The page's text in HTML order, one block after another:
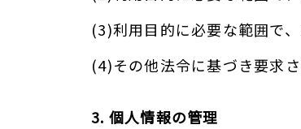
(3)利用目的に必要な範囲で
(4)その他法令に基づき要求
3. 個人情報の管理